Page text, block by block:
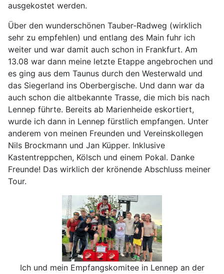
ausgekostet werden.
Über den wunderschönen Tauber-Radweg (wirklich
sehr zu empfehlen) und entlang des Main fuhr ich
weiter und war damit auch schon in Frankfurt. Am
13.08 war dann meine letzte Etappe angebrochen und
es ging aus dem Taunus durch den Westerwald und
das Siegerland ins Oberbergische. Und dann war da
auch schon die altbekannte Trasse, die mich bis nach
Lennep führte. Bereits ab Marienheide eskortiert,
wurde ich dann in Lennep fürstlich empfangen. Unter
anderem von meinen Freunden und Vereinskollegen
Nils Brockmann und Jan Küpper. Inklusive
Kastentreppchen, Kölsch und einem Pokal. Danke
Freunde! Das wirklich der krönende Abschluss meiner
Tour.
Ich und mein Empfangskomitee in Lennep an der